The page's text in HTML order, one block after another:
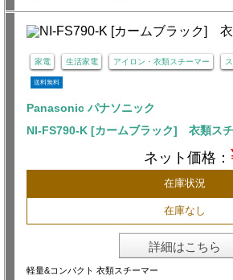
家電 生活家電 アイロン・衣類スチーマー
送料無料
Panasonic パナソニック
NI-FS790-K [カームブラック] 衣類ス
ネット価格：
在庫状況
在庫なし
詳細はこちら
軽量&コンパクト 衣類スチーマー